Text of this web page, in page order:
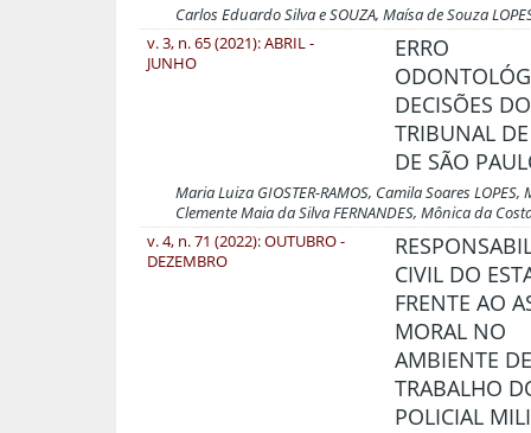
Carlos Eduardo Silva e SOUZA, Maísa de Souza
v. 3, n. 65 (2021): ABRIL -
JUNHO
ERRO
DECISÕES DO
TRIBUNAL
DE SÃO
Maria Luiza GIOSTER-RAMOS, Camila Soares
Clemente Maia da Silva FERNANDES, Mônica da Costa
v. 4, n. 71 (2022): OUTUBRO -
DEZEMBRO
CIVIL DO
FRENTE AO
MORAL NO
AMBIENTE
TRABALHO
POLICIAL